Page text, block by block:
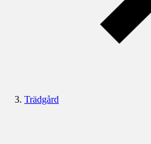
Trädgård